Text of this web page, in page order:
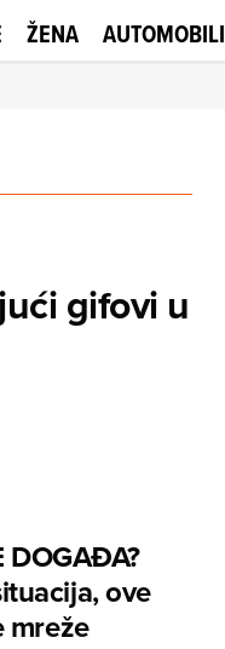
ŽENA AUTOMOBILI
gifovi u
DOGAĐA?
ove
mreže